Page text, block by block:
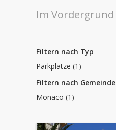
Im Vordergrund
Filtern nach Typ
Parkplätze (1)
Filtern nach Gemeinde
Monaco (1)